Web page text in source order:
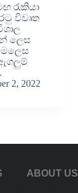
රැකියා
විවෘත
ලෙස
2, 2022
ABOUT US